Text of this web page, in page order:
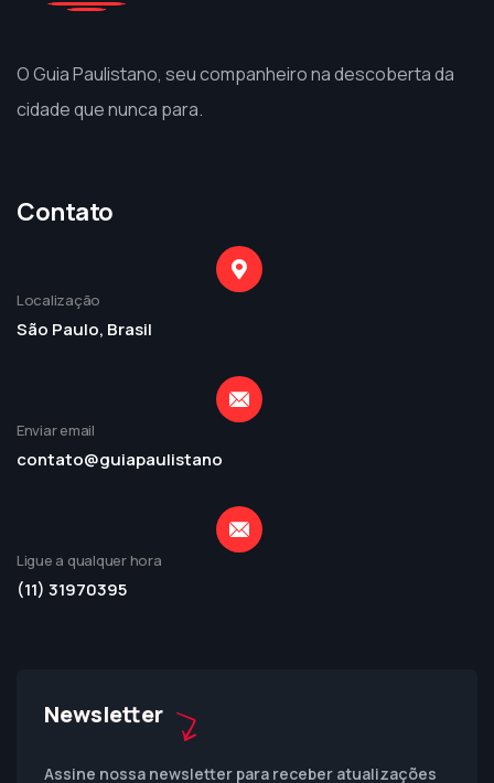
O Guia Paulistano, seu companheiro na descoberta da
cidade que nunca para.
Contato
Localização
São Paulo, Brasil
Enviar email
contato@guiapaulistano
Ligue a qualquer hora
(11) 31970395
Newsletter
Assine nossa newsletter para receber atualizações